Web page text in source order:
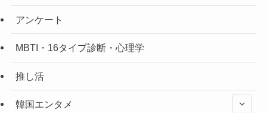
アンケート
MBTI・16タイプ診断・心理学
推し活
韓国エンタメ